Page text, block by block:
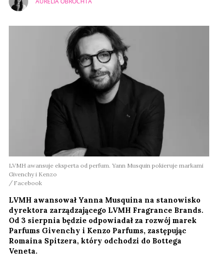
LVMH awansuje eksperta od perfum. Yann Musquin pokieruje markami
Givenchy i Kenzo
Facebook
LVMH awansował Yanna Musquina na stanowisko
dyrektora zarządzającego LVMH Fragrance Brands.
Od 3 sierpnia będzie odpowiadał za rozwój marek
Parfums Givenchy i Kenzo Parfums, zastępując
Romaina Spitzera, który odchodzi do Bottega
Veneta.